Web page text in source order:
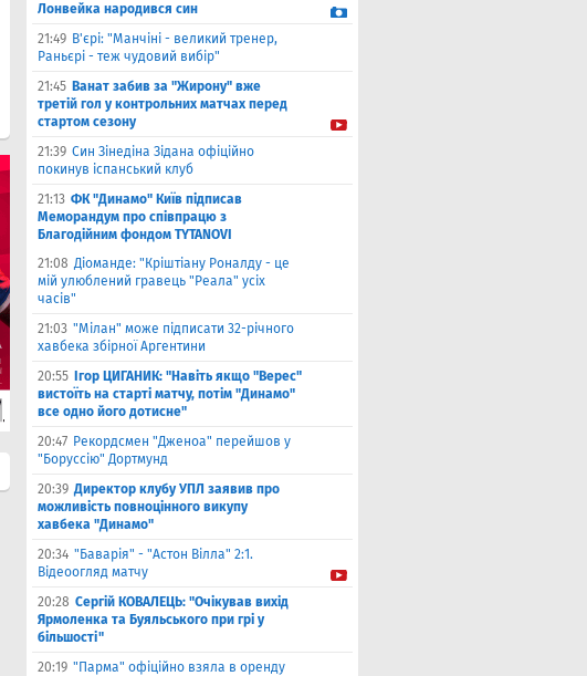
Лонвейка народився син
21:49 В'єрі: "Манчіні - великий тренер,
Раньєрі - теж чудовий вибір"
21:45 Ванат забив за "Жирону" вже
третій гол у контрольних матчах перед
стартом сезону
21:39 Син Зінедіна Зідана офіційно
покинув іспанський клуб
21:13 ФК "Динамо" Київ підписав
Меморандум про співпрацю з
Благодійним фондом TYTANOVI
21:08 Діоманде: "Кріштіану Роналду - це
мій улюблений гравець "Реала" усіх
часів"
21:03 "Мілан" може підписати 32-річного
хавбека збірної Аргентини
20:55
Ігор ЦИГАНИК: "Навіть якщо "Верес"
вистоїть на старті матчу, потім "Динамо"
все одно його дотисне"
20:47 Рекордсмен "Дженоа" перейшов у
"Боруссію" Дортмунд
20:39 Директор клубу УПЛ заявив про
можливість повноцінного викупу
хавбека "Динамо"
20:34 "Баварія" - "Астон Вілла" 2:1.
Відеоогляд матчу
20:28 Сергій КОВАЛЕЦЬ: "Очікував вихід
Ярмоленка та Буяльського при грі у
більшості"
20:19 "Парма" офіційно взяла в оренду